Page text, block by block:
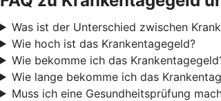
Was ist der Unterschied zwischen
Wie hoch ist das Krankentagegeld?
Wie bekomme ich das
Wie lange bekomme ich das
Muss ich eine Gesundheitsprüfung